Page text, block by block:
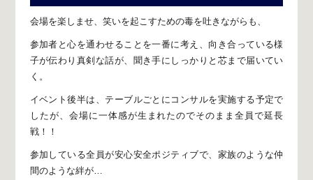
会場を楽しませ、 笑いを起こすための毒を吐きながらも、
参加者と心を通わせることを一番に考え、 向き合っている様
子が伝わり 真剣な話が、聞き手にしっかりと芯まで届いてい
く。
イベント後半は、 テーブルごとにコンサルを実施する予定で
したが、 会場に一体感が生まれたのでそのまま全員で延長
戦！！
参加している全員が安心安全ポジティブで、 家族のような仲
間のような絆が…